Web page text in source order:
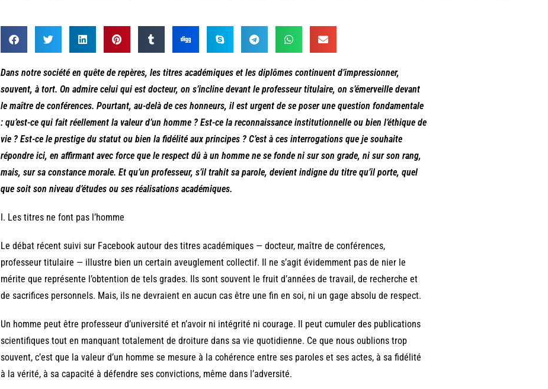
Dans notre société en quête de repères, les titres académiques et les diplômes continuent d’impressionner,
souvent, à tort. On admire celui qui est docteur, on s’incline devant le professeur titulaire, on s’émerveille devant
le maître de conférences. Pourtant, au-delà de ces honneurs, il est urgent de se poser une question fondamentale
: qu’est-ce qui fait réellement la valeur d’un homme ? Est-ce la reconnaissance institutionnelle ou bien l’éthique de
vie ? Est-ce le prestige du statut ou bien la fidélité aux principes ? C’est à ces interrogations que je souhaite
répondre ici, en affirmant avec force que le respect dû à un homme ne se fonde ni sur son grade, ni sur son rang,
mais, sur sa constance morale. Et qu’un professeur, s’il trahit sa parole, devient indigne du titre qu’il porte, quel
que soit son niveau d’études ou ses réalisations académiques.
I. Les titres ne font pas l’homme
Le débat récent suivi sur Facebook autour des titres académiques — docteur, maître de conférences,
professeur titulaire — illustre bien un certain aveuglement collectif. Il ne s’agit évidemment pas de nier le
mérite que représente l’obtention de tels grades. Ils sont souvent le fruit d’années de travail, de recherche et
de sacrifices personnels. Mais, ils ne devraient en aucun cas être une fin en soi, ni un gage absolu de respect.
Un homme peut être professeur d’université et n’avoir ni intégrité ni courage. Il peut cumuler des publications
scientifiques tout en manquant totalement de droiture dans sa vie quotidienne. Ce que nous oublions trop
souvent, c’est que la valeur d’un homme se mesure à la cohérence entre ses paroles et ses actes, à sa fidélité
à la vérité, à sa capacité à défendre ses convictions, même dans l’adversité.